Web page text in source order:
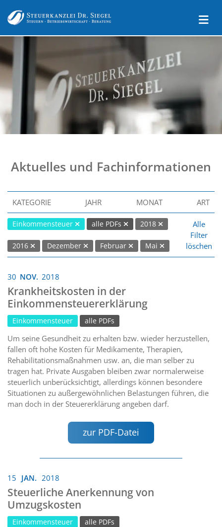
Aktuelles und Fachinformationen
KATEGORIE JAHR MONAT ART
Einkommensteuer alle PDFs 2018
2016 Dezember Februar Mai
Alle
Filter
löschen
30 NOV. 2018
Krankheitskosten in der
Einkommensteuererklärung
Einkommensteuer alle PDFs
Um seine Gesundheit zu erhalten bzw. wieder herzustellen,
fallen oft hohe Kosten für Medikamente, Therapien,
Rehabilitationsmaßnahmen usw. an, die man selber zu
tragen hat. Private Ausgaben bleiben zwar normalerweise
steuerlich unberücksichtigt, allerdings können besondere
Situationen zu außergewöhnlichen Belastungen führen, die
man doch in der Steuererklärung angeben darf.
zur PDF-Datei
15 JAN. 2018
Steuerliche Anerkennung von
Umzugskosten
Einkommensteuer alle PDFs